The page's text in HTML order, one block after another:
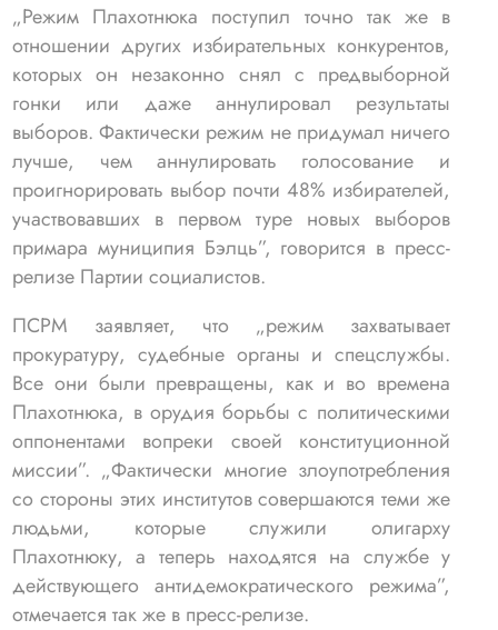
„Режим Плахотнюка поступил точно так же в
отношении других избирательных конкурентов,
которых он незаконно снял с предвыборной
гонки или даже аннулировал результаты
выборов. Фактически режим не придумал ничего
лучше, чем аннулировать голосование и
проигнорировать выбор почти 48% избирателей,
участвовавших в первом туре новых выборов
примара муниципия Бэлць”, говорится в пресс-
релизе Партии социалистов.
ПСРМ заявляет, что „режим захватывает
прокуратуру, судебные органы и спецслужбы.
Все они были превращены, как и во времена
Плахотнюка, в орудия борьбы с политическими
оппонентами вопреки своей конституционной
миссии”. „Фактически многие злоупотребления
со стороны этих институтов совершаются теми же
людьми, которые служили олигарху
Плахотнюку, а теперь находятся на службе у
действующего антидемократического режима”,
отмечается так же в пресс-релизе.